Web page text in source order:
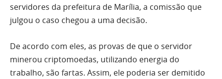
servidores da prefeitura de Marília, a comissão que
julgou o caso chegou a uma decisão.
De acordo com eles, as provas de que o servidor
minerou criptomoedas, utilizando energia do
trabalho, são fartas. Assim, ele poderia ser demitido